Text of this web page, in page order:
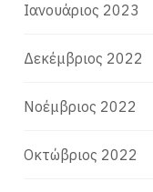
Ιανουάριος 2023
Δεκέμβριος 2022
Νοέμβριος 2022
Οκτώβριος 2022